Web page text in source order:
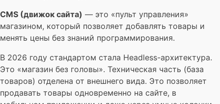
CMS (движок сайта) — это «пульт управления»
магазином, который позволяет добавлять товары и
менять цены без знаний программирования.
В 2026 году стандартом стала Headless-архитектура.
Это «магазин без головы». Техническая часть (база
товаров) отделена от внешнего вида. Это позволяет
продавать товары одновременно на сайте, в